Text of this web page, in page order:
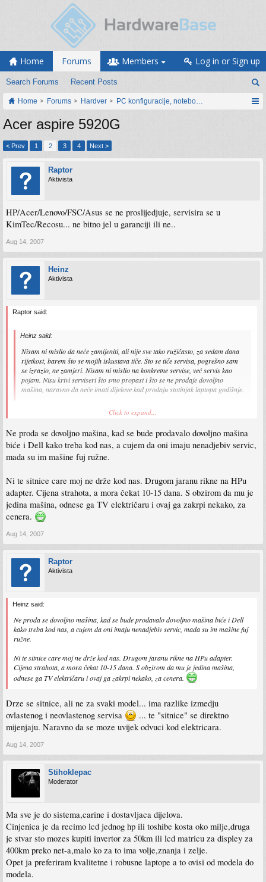
Home Forums
Search Forums Recent Posts
Members Log in or Sign up
Home Forums Hardver PC konfiguracije, notebook računari, servis
Acer aspire 5920G
< Prev 1 2 3 4 Next >
Raptor
Aktivista
HP/Acer/Lenovo/FSC/Asus se ne proslijedjuje, servisira se u
KimTec/Recosu... ne bitno jel u garanciji ili ne..
Aug 14, 2007
Heinz
Aktivista
Raptor said:
Heinz said:
Nisam ni mislio da neće zamijeniti, ali nije sve tako ružičasto, za sedam dana
rijetkost, barem što se mojih iskustava tiče. Što se tiče servisa, pogrešno sam
se izrazio, ne zamjeri. Nisam ni mislio na konkretne servise, već servis kao
pojam. Nisu krivi serviseri što smo propast i što se ne prodaje dovoljno
mašina, naravno da neće imati dijelove kad prodaju stotinjak laptopa godišnje.
HP - 7-9 dana prosjek. Proda se dovoljno masina, nego se ne isplati za svaki model
Prebrzo se bacaju novi modeli na trziste, finansijski nepodnosljivo (end of life
proces)... Tako da se moras osloniti na proizvodjaca... i svaki put naruciti dio.
Click to expand...
Ne proda se dovoljno mašina, kad se bude prodavalo dovoljno mašina
biće i Dell kako treba kod nas, a cujem da oni imaju nenadjebiv servic,
mada su im mašine fuj ružne.
Ni te sitnice care moj ne drže kod nas. Drugom jaranu rikne na HPu
adapter. Cijena strahota, a mora čekat 10-15 dana. S obzirom da mu je
jedina mašina, odnese ga TV električaru i ovaj ga zakrpi nekako, za
cenera.
Aug 14, 2007
Raptor
Aktivista
Heinz said:
Ne proda se dovoljno mašina, kad se bude prodavalo dovoljno mašina biće i Dell
kako treba kod nas, a cujem da oni imaju nenadjebiv servic, mada su im mašine fuj
ružne.
Ni te sitnice care moj ne drže kod nas. Drugom jaranu rikne na HPu adapter.
Cijena strahota, a mora čekat 10-15 dana. S obzirom da mu je jedina mašina,
odnese ga TV električaru i ovaj ga zakrpi nekako, za cenera.
Drze se sitnice, ali ne za svaki model... ima razlike izmedju
ovlastenog i neovlastenog servisa
... te "sitnice" se direktno
mijenjaju. Naravno da se moze uvijek odvuci kod elektricara.
Aug 14, 2007
Stihoklepac
Moderator
Ma sve je do sistema,carine i dostavljaca dijelova.
Cinjenica je da recimo lcd jednog hp ili toshibe kosta oko milje,druga
je stvar sto mozes kupiti invertor za 50km ili lcd matricu za displey za
400km preko net-a,malo ko za to ima volje,znanja i zelje.
Opet ja preferiram kvalitetne i robusne laptope a to ovisi od modela do
modela.